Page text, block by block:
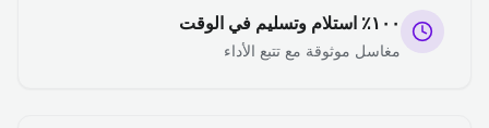
١٠٠٪ استلام وتسليم في الوقت
مغاسل موثوقة مع تتبع الأداء